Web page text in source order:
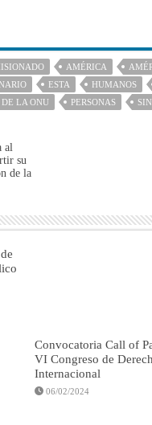
AMÉRICA
ESTA HUMANOS
LA ONU PERSONAS
al
su
de la
Convocatoria Call of
VI Congreso de
Internacional
06/02/2024